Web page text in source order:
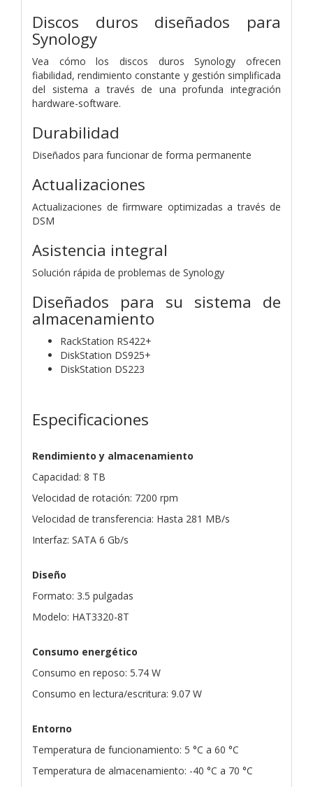
Discos duros diseñados para
Synology
Vea cómo los discos duros Synology ofrecen
fiabilidad, rendimiento constante y gestión simplificada
del sistema a través de una profunda integración
hardware-software.
Durabilidad
Diseñados para funcionar de forma permanente
Actualizaciones
Actualizaciones de firmware optimizadas a través de
DSM
Asistencia integral
Solución rápida de problemas de Synology
Diseñados para su sistema de
almacenamiento
RackStation RS422+
DiskStation DS925+
DiskStation DS223
Especificaciones
Rendimiento y almacenamiento
Capacidad: 8 TB
Velocidad de rotación: 7200 rpm
Velocidad de transferencia: Hasta 281 MB/s
Interfaz: SATA 6 Gb/s
Diseño
Formato: 3.5 pulgadas
Modelo: HAT3320-8T
Consumo energético
Consumo en reposo: 5.74 W
Consumo en lectura/escritura: 9.07 W
Entorno
Temperatura de funcionamiento: 5 °C a 60 °C
Temperatura de almacenamiento: -40 °C a 70 °C